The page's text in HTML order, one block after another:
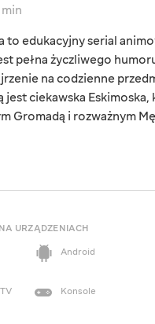
to edukacyjny serial
pełna życzliwego
na codzienne
jest ciekawska
Gromadą i rozważnym
URZĄDZENIACH
Android
Konsole